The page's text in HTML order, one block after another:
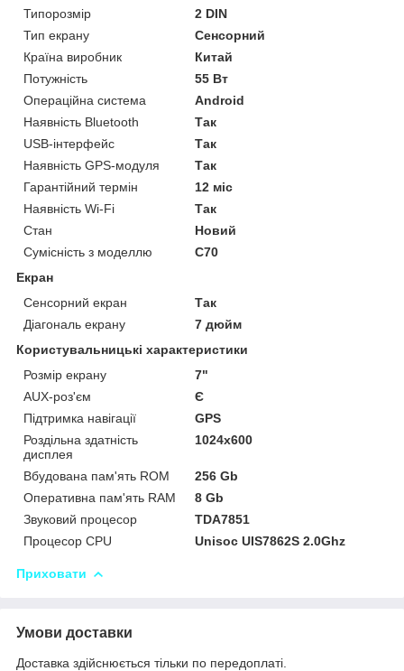
Типорозмір
2 DIN
Тип екрану
Сенсорний
Країна виробник
Китай
Потужність
55 Вт
Операційна система
Android
Наявність Bluetooth
Так
USB-інтерфейс
Так
Наявність GPS-модуля
Так
Гарантійний термін
12 міс
Наявність Wi-Fi
Так
Стан
Новий
Сумісність з моделлю
C70
Екран
Сенсорний екран
Так
Діагональ екрану
7 дюйм
Користувальницькі характеристики
Розмір екрану
7"
AUX-роз'єм
Є
Підтримка навігації
GPS
Роздільна здатність
дисплея
1024x600
Вбудована пам'ять ROM
256 Gb
Оперативна пам'ять RAM
8 Gb
Звуковий процесор
TDA7851
Процесор CPU
Unisoc UIS7862S 2.0Ghz
Приховати
Умови доставки
Доставка здійснюється тільки по передоплаті.